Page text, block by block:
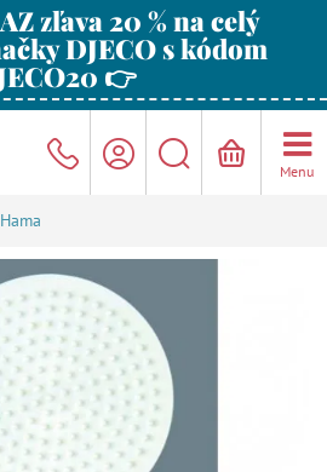
zľava 20 % na celý
DJECO s kódom
👉
Menu